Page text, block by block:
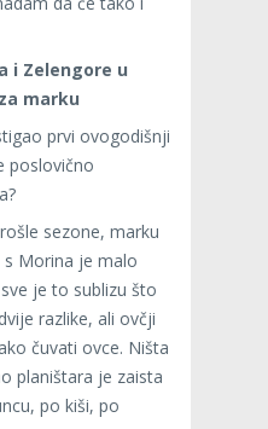
i Zelengore u
marku
prvi ovogodišnji
poslovično
sezone, marku
Morina je malo
je to sublizu što
razlike, ali ovčji
čuvati ovce. Ništa
planištara je zaista
po kiši, po